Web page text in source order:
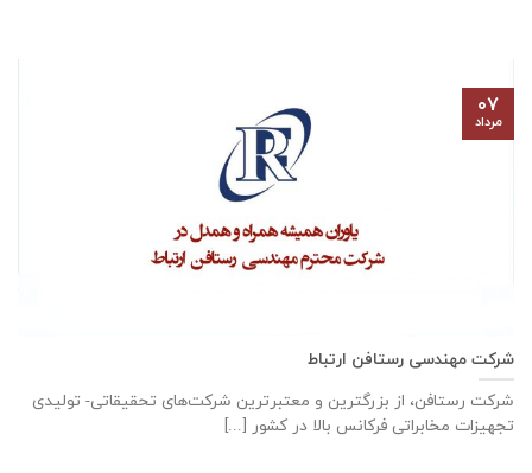
شرکت مهندسی رستافن ارتباط
شرکت رستافن، از بزرگترين و معتبرترين شركت‌های تحقیقاتی- توليدی
تجهيزات مخابراتی فركانس بالا در كشور [...]
۰۷
مرداد